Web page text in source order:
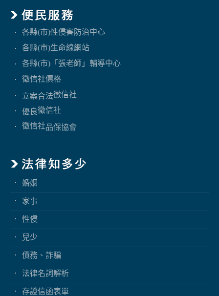
各縣(市)性侵害防治中心
各縣(市)生命線網站
各縣(市)「張老師」輔導中心
徵信社價格
立案合法徵信社
優良徵信社
徵信社品保協會
婚姻
家事
性侵
兒少
債務、詐騙
法律名詞解析
存證信函表單